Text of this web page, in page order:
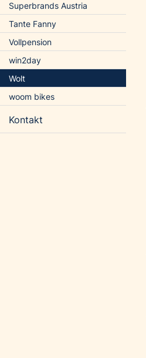
Superbrands Austria
Tante Fanny
Vollpension
win2day
Wolt
woom bikes
Kontakt